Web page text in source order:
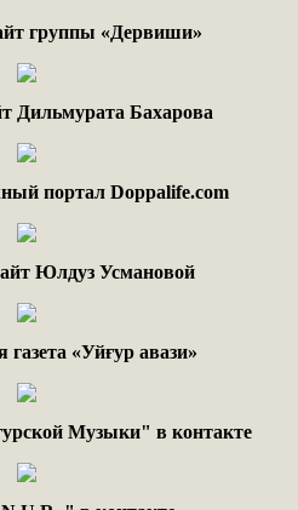
группы «Дервиши»
Дильмурата Бахарова
портал Doppalife.com
Юлдуз Усмановой
газета «Уйғур авази»
Музыки" в контакте